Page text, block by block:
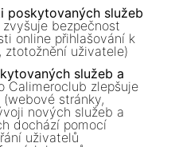
poskytovaných služeb
bezpečnost
online přihlašování k
uživatele)
služeb a
Calimeroclub zlepšuje
stránky,
nových služeb a
dochází pomocí
uživatelů